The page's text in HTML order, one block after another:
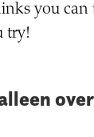
you
try!